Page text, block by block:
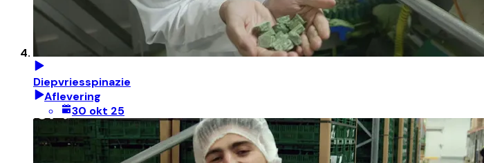
Diepvriesspinazie
Aflevering
30 okt 25